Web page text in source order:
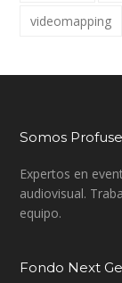
videomapping
Somos Profuse
Expertos en
audiovisual.
equipo.
Fondo Next